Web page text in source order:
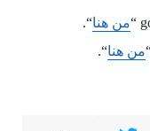
من هنا“.
من هنا“.